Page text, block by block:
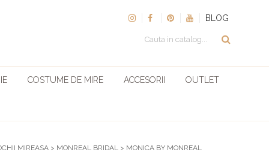
BLOG
COSTUME DE MIRE ACCESORII OUTLET
MIREASA > MONREAL BRIDAL > MONICA BY MONREAL